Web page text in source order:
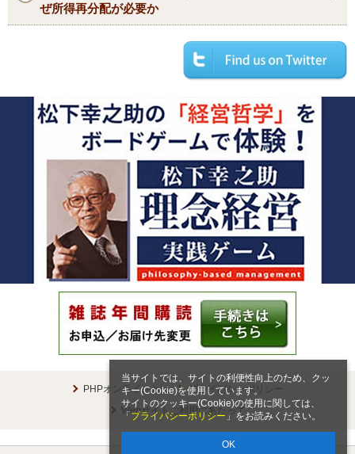
当サイトでは、サイトの利便性向上のため、クッ
キー(Cookie)を使用しています。
サイトのクッキー(Cookie)の使用に関しては、
「 プライバシーポリシー 」をお読みください。
OK
ぜ所得再分配が必要か
PHPオンラインとは
プライバシーポリシー
Webサイトご利用にあたって